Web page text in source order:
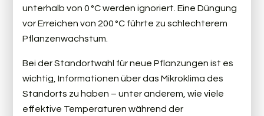
unterhalb von 0 °C werden ignoriert. Eine Düngung
vor Erreichen von 200 °C führte zu schlechterem
Pflanzenwachstum.
Bei der Standortwahl für neue Pflanzungen ist es
wichtig, Informationen über das Mikroklima des
Standorts zu haben – unter anderem, wie viele
effektive Temperaturen während der